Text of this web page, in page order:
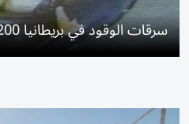
سرقات الوقود في بريطانيا 200 ألف إسترليني يومياً